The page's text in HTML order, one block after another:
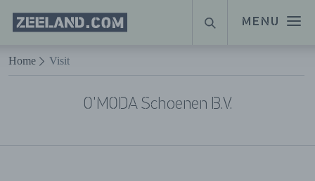
Naar hoofdinhoud
MENU
Homepage
Zeeland.com
SUCHE
Home Visit
O'MODA Schoenen B.V.